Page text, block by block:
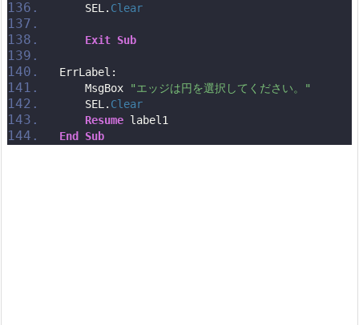
    SEL.
Clear
Exit Sub
ErrLabel:
    MsgBox
"エッジは円を選択してください。"
    SEL.
Clear
Resume label1
End
Sub